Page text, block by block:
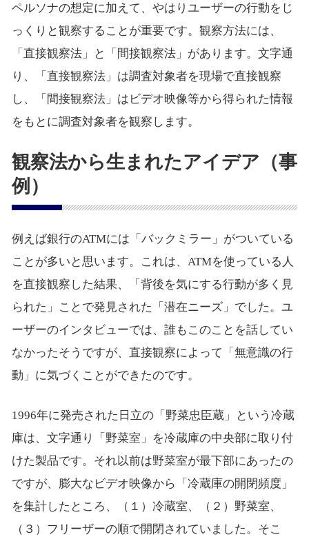
ペルソナの想定に加えて、やはりユーザーの行動をじ
っくりと観察することが重要です。観察方法には、
「直接観察法」と「間接観察法」があります。文字通
り、「直接観察法」は調査対象者を現場で直接観察
し、「間接観察法」はビデオ映像等から得られた情報
をもとに調査対象者を観察します。
観察法から生まれたアイデア（事
例）
例えば銀行のATMには「バックミラー」がついている
ことが多いと思います。これは、ATMを使っている人
を直接観察した結果、「背後を気にする行動が多く見
られた」ことで発見された「潜在ニーズ」でした。ユ
ーザーのインタビューでは、誰もこのことを話してい
なかったそうですが、直接観察によって「無意識の行
動」に気づくことができたのです。
1996年に発売された日立の「野菜忠臣蔵」という冷蔵
庫は、文字通り「野菜室」を冷蔵庫の中央部に取り付
けた製品です。それ以前は野菜室が最下部にあったの
ですが、膨大なビデオ映像から「冷蔵庫の開閉頻度」
を集計したところ、（１）冷蔵室、（２）野菜室、
（３）フリーザーの順で開閉されていました。そこ